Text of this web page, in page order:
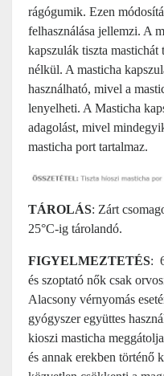
rágógumik. Ezen
felhasználása jellemzi. A
kapszulák tiszta
nélkül. A masticha
használható, mivel a
lenyelheti. A Masticha
adagolást, mivel
masticha port tartalmaz.
TÁROLÁS: Zárt
25°C-ig tárolandó.
FIGYELMEZTETÉS:
és szoptató nők csak
Alacsony vérnyomás
gyógyszer együttes
kioszi masticha
és annak erekben történő